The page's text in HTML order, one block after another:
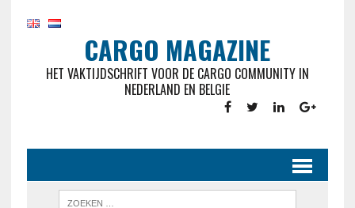
CARGO MAGAZINE
HET VAKTIJDSCHRIFT VOOR DE CARGO COMMUNITY IN
NEDERLAND EN BELGIE